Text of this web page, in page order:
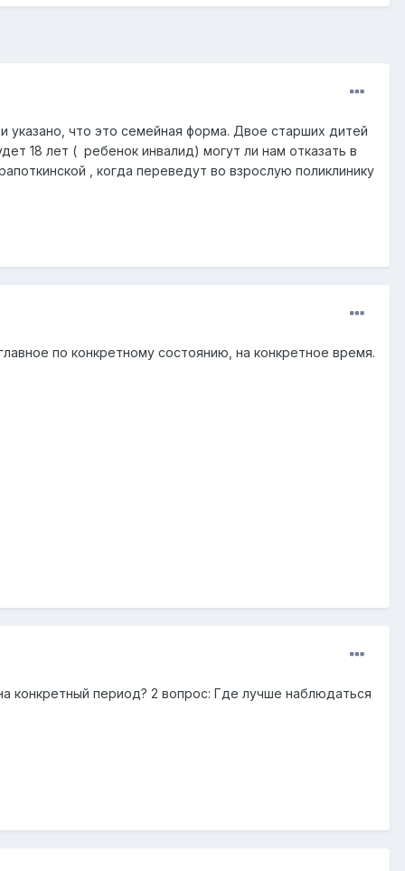
что это семейная форма. Двое старших дитей
18 лет ( ребенок инвалид) могут ли нам отказать в
, когда переведут во взрослую поликлинику
по конкретному состоянию, на конкретное время.
конкретный период? 2 вопрос: Где лучше наблюдаться